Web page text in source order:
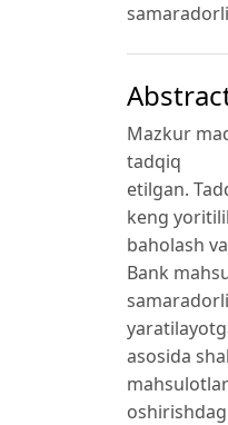
Mazkur
tadqiq
etilgan.
keng
baholash
Bank
asosida